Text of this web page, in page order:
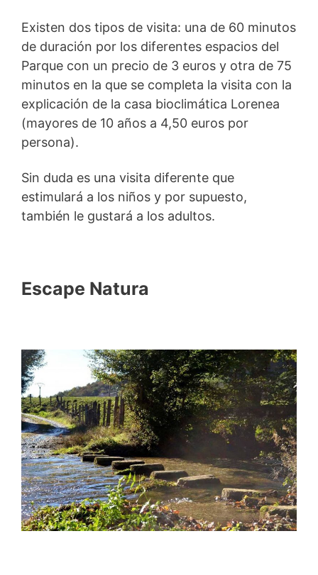
Existen dos tipos de visita: una de 60 minutos
de duración por los diferentes espacios del
Parque con un precio de 3 euros y otra de 75
minutos en la que se completa la visita con la
explicación de la casa bioclimática Lorenea
(mayores de 10 años a 4,50 euros por
persona).
Sin duda es una visita diferente que
estimulará a los niños y por supuesto,
también le gustará a los adultos.
Escape Natura